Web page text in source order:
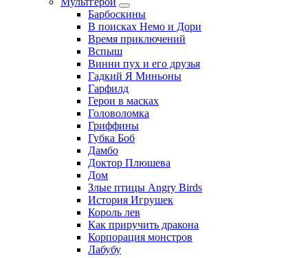
Барбоскины
В поисках Немо и Дори
Время приключений
Вспыш
Винни пух и его друзья
Гадкий Я Миньоны
Гарфилд
Герои в масках
Головоломка
Гриффины
Губка Боб
Дамбо
Доктор Плюшева
Дом
Злые птицы Angry Birds
История Игрушек
Король лев
Как приручить дракона
Корпорация монстров
Лабубу